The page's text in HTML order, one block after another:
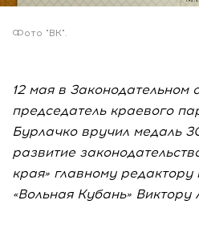
Фото "ВК".
12 мая в Законодательном
председатель краевого
Бурлачко вручил медаль
развитие
края» главному
«Вольная Кубань» Виктору